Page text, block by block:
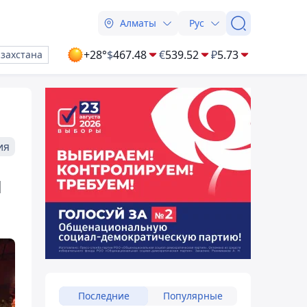
Алматы Рус
+28°$467.48 €539.52 ₽5.73
Последние Популярные